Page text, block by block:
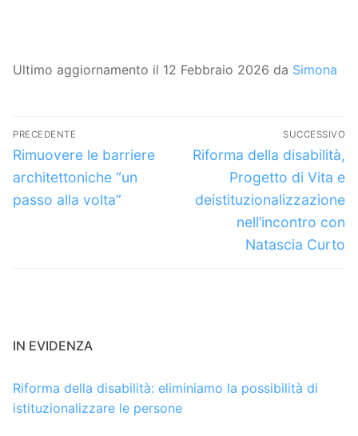
Ultimo aggiornamento il 12 Febbraio 2026 da Simona
Navigazione
articoli
PRECEDENTE
Articolo
precedente:
Rimuovere le barriere
architettoniche “un
passo alla volta”
SUCCESSIVO
Articolo
successivo:
Riforma della disabilità,
Progetto di Vita e
deistituzionalizzazione
nell’incontro con
Natascia Curto
IN EVIDENZA
Riforma della disabilità: eliminiamo la possibilità di
istituzionalizzare le persone